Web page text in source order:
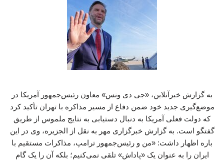
به گزارش خبرآنلاین، «جی دی ونس» معاون رئیس‌جمهور آمریکا در
موضع‌گیری جدید خود ضمن دفاع از مسیر مذاکره با تهران تأکید کرد
که دولت فعلی آمریکا به دنبال دستیابی به نتایج ملموس از طریق
گفتگو است. به گزارش خبرگزاری مهر به نقل از الجزیره، وی در این
باره اظهار داشت: «من و رئیس‌جمهور ترامپ، مذاکرات مستقیم با
ایران را به عنوان یک «پاداش» تلقی نمی‌کنیم؛ بلکه آن را یک گام